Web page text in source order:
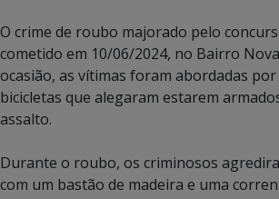
O crime de roubo majorado pelo
cometido em 10/06/2024, no Bairro
ocasião, as vítimas foram abordadas
bicicletas que alegaram estarem
assalto.
Durante o roubo, os criminosos
com um bastão de madeira e uma